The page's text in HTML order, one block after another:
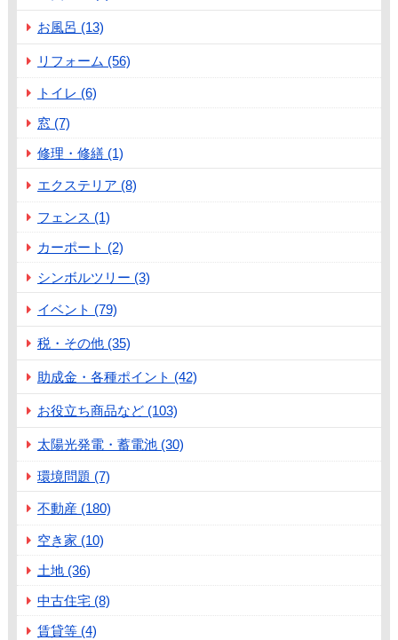
お風呂 (13)
リフォーム (56)
トイレ (6)
窓 (7)
修理・修繕 (1)
エクステリア (8)
フェンス (1)
カーポート (2)
シンボルツリー (3)
イベント (79)
税・その他 (35)
助成金・各種ポイント (42)
お役立ち商品など (103)
太陽光発電・蓄電池 (30)
環境問題 (7)
不動産 (180)
空き家 (10)
土地 (36)
中古住宅 (8)
賃貸等 (4)